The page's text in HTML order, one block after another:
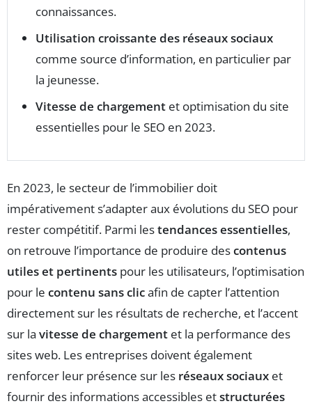
connaissances.
Utilisation croissante des réseaux sociaux
comme source d’information, en particulier par
la jeunesse.
Vitesse de chargement et optimisation du site
essentielles pour le SEO en 2023.
En 2023, le secteur de l’immobilier doit
impérativement s’adapter aux évolutions du SEO pour
rester compétitif. Parmi lestendances essentielles,
on retrouve l’importance de produire descontenus
utiles et pertinents pour les utilisateurs, l’optimisation
pour le contenu sans clicafin de capter l’attention
directement sur les résultats de recherche, et l’accent
sur la vitesse de chargement et la performance des
sites web. Les entreprises doivent également
renforcer leur présence sur les réseaux sociaux et
fournir des informations accessibles etstructurées